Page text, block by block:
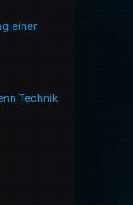
einer
Technik